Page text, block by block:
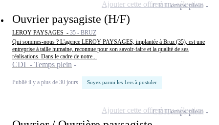
Ouvrier paysagiste (H/F)
LEROY PAYSAGES - 35 - BRUZ
Qui sommes-nous ? L'agence LEROY PAYSAGES, implantée à Bruz (35), est une
entreprise à taille humaine, reconnue pour son savoir-faire et la qualité de ses
réalisations. Dans le cadre de notre...
CDI - Temps plein
Publié il y a plus de 30 jours Soyez parmi les 1ers à postuler
CDITemps plein
Ajouter cette offre à ma sélection
CDITemps plein
Ajouter cette offre à ma sélection